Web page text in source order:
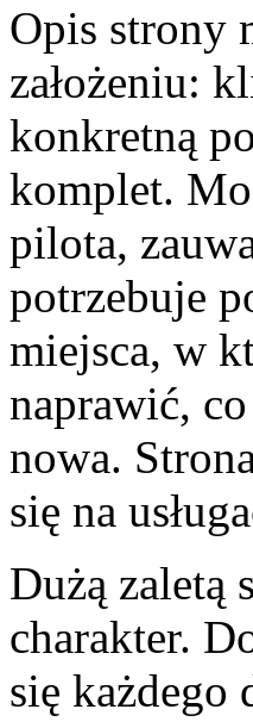
Opis strony
założeniu:
konkretną
komplet.
pilota,
potrzebuje
miejsca, w
naprawić,
nowa.
się na
Dużą zaletą
charakter.
się każdego